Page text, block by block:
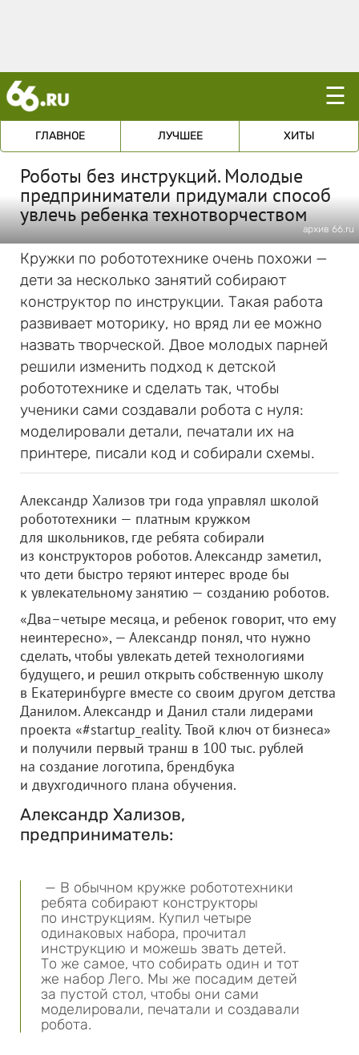
☰
ГЛАВНОЕ ЛУЧШЕЕ ХИТЫ
Роботы без инструкций. Молодые
предприниматели придумали способ
увлечь ребенка технотворчеством
архив 66.ru
Кружки по робототехнике очень похожи —
дети за несколько занятий собирают
конструктор по инструкции. Такая работа
развивает моторику, но вряд ли ее можно
назвать творческой. Двое молодых парней
решили изменить подход к детской
робототехнике и сделать так, чтобы
ученики сами создавали робота с нуля:
моделировали детали, печатали их на
принтере, писали код и собирали схемы.
Александр Хализов три года управлял школой
робототехники — платным кружком
для школьников, где ребята собирали
из конструкторов роботов. Александр заметил,
что дети быстро теряют интерес вроде бы
к увлекательному занятию — созданию роботов.
«Два–четыре месяца, и ребенок говорит, что ему
неинтересно», — Александр понял, что нужно
сделать, чтобы увлекать детей технологиями
будущего, и решил открыть собственную школу
в Екатеринбурге вместе со своим другом детства
Данилом. Александр и Данил стали лидерами
проекта «#startup_reality. Твой ключ от бизнеса»
и получили первый транш в 100 тыс. рублей
на создание логотипа, брендбука
и двухгодичного плана обучения.
Александр Хализов,
предприниматель:
— В обычном кружке робототехники
ребята собирают конструкторы
по инструкциям. Купил четыре
одинаковых набора, прочитал
инструкцию и можешь звать детей.
То же самое, что собирать один и тот
же набор Лего. Мы же посадим детей
за пустой стол, чтобы они сами
моделировали, печатали и создавали
робота.